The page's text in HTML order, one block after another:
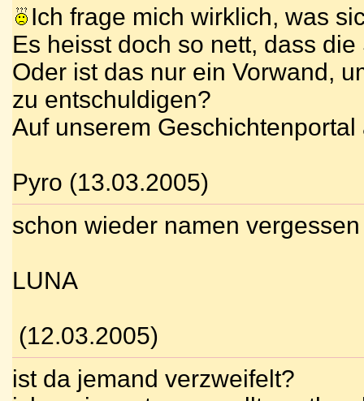
Ich frage mich wirklich, was
Es heisst doch so nett, dass
Oder ist das nur ein Vorwand,
zu entschuldigen?
Auf unserem
Pyro (13.03.2005)
schon wieder namen vergessen
LUNA
(12.03.2005)
ist da jemand verzweifelt?